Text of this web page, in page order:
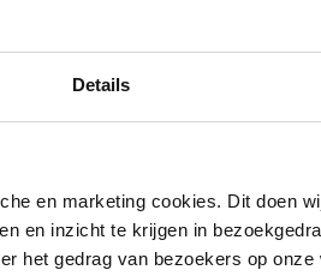
Details
en marketing cookies. Dit doen
en inzicht te krijgen in
het gedrag van bezoekers op